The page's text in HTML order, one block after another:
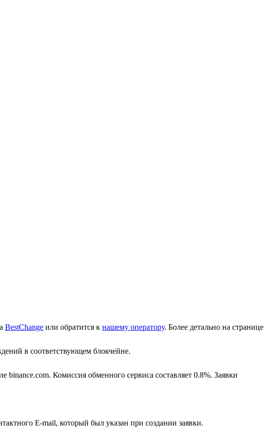
BestChange или обратится к нашему оператору. Более детально на странице
в соответствующем блокчейне.
Комиссия обменного сервиса составляет 0.8%. Заявки
Е-mail, который был указан при создании заявки.